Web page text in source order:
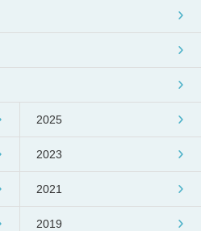
2025
2023
2021
2019